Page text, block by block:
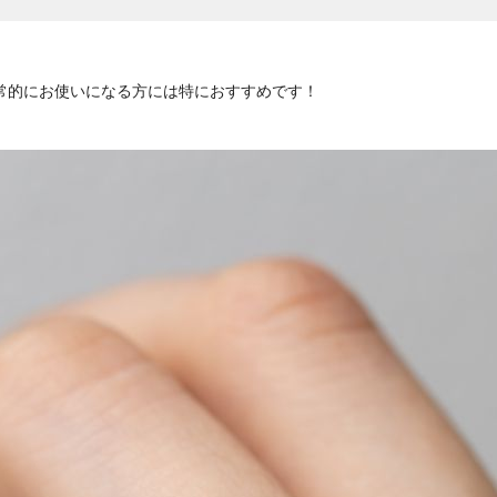
にお使いになる方には特におすすめです！